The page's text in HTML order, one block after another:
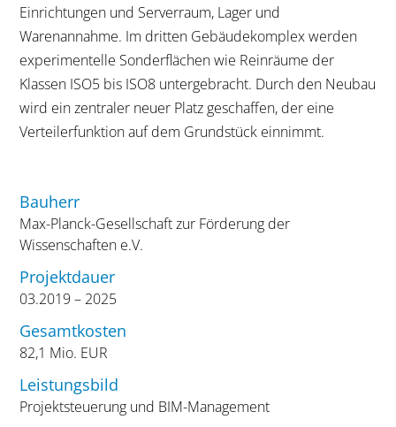
Einrichtungen und Serverraum, Lager und
Warenannahme. Im dritten Gebäudekomplex werden
experimentelle Sonderflächen wie Reinräume der
Klassen ISO5 bis ISO8 untergebracht. Durch den Neubau
wird ein zentraler neuer Platz geschaffen, der eine
Verteilerfunktion auf dem Grundstück einnimmt.
Bauherr
Max-Planck-Gesellschaft zur Förderung der
Wissenschaften e.V.
Projektdauer
03.2019 – 2025
Gesamtkosten
82,1 Mio. EUR
Leistungsbild
Projektsteuerung und BIM-Management